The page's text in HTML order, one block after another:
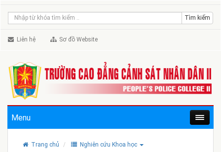
Liên hệ Sơ đồ Website
Menu
Trang chủ
Nghiên cứu Khoa học